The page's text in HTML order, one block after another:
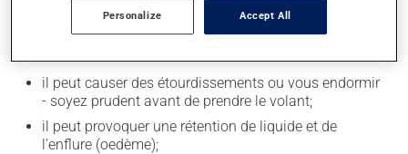
En plus de ses effets recherchés, ce produit peut à
l'occasion entraîner certains effets indésirables (effets
il peut causer des étourdissements ou vous endormir
- soyez prudent avant de prendre le volant;
il peut provoquer une rétention de liquide et de
l'enflure (oedème);
Personalize Accept All